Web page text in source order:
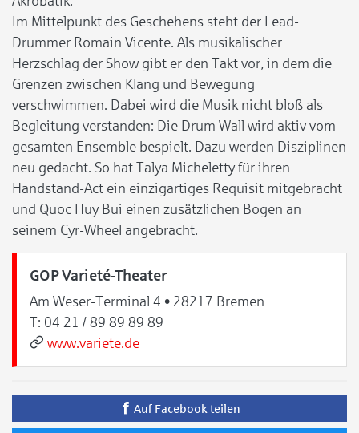
Im Mittelpunkt des Geschehens steht der Lead-
Drummer Romain Vicente. Als musikalischer
Herzschlag der Show gibt er den Takt vor, in dem die
Grenzen zwischen Klang und Bewegung
verschwimmen. Dabei wird die Musik nicht bloß als
Begleitung verstanden: Die Drum Wall wird aktiv vom
gesamten Ensemble bespielt. Dazu werden Disziplinen
neu gedacht. So hat Talya Micheletty für ihren
Handstand-Act ein einzigartiges Requisit mitgebracht
und Quoc Huy Bui einen zusätzlichen Bogen an
seinem Cyr-Wheel angebracht.
GOP Varieté-Theater
Am Weser-Terminal 4 • 28217 Bremen
T: 04 21 / 89 89 89 89
www.variete.de
Auf Facebook teilen